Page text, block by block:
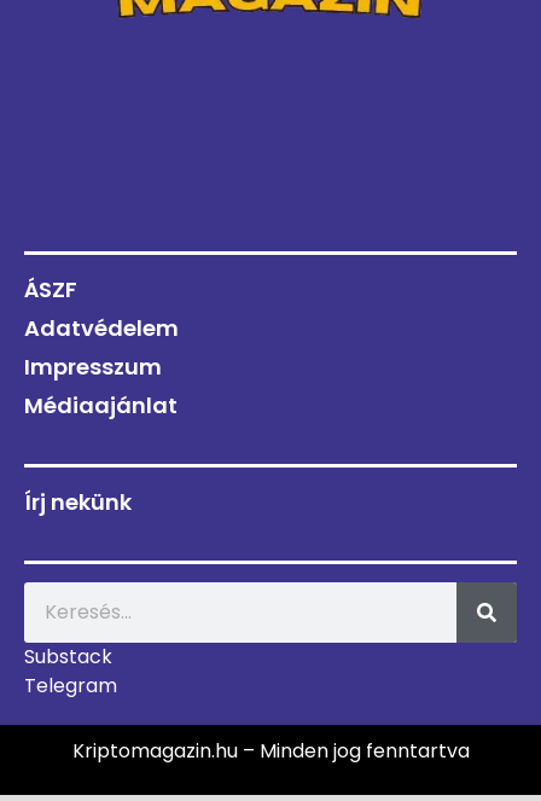
ÁSZF
Adatvédelem
Impresszum
Médiaajánlat
Írj nekünk
Substack
Telegram
Kriptomagazin.hu – Minden jog fenntartva